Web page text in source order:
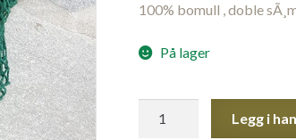
100% bomull , doble
På lager
Legg i